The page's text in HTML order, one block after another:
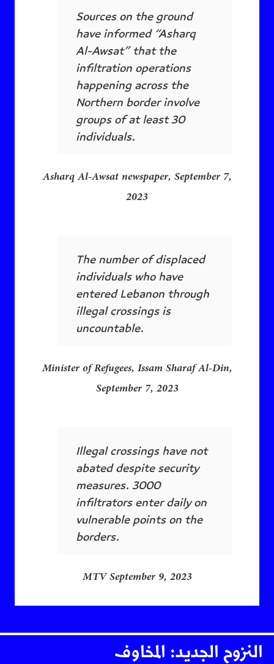
Sources on the ground
have informed “Asharq
Al-Awsat” that the
infiltration operations
happening across the
Northern border involve
groups of at least 30
individuals.
Asharq Al-Awsat newspaper, September 7,
2023
The number of displaced
individuals who have
entered Lebanon through
illegal crossings is
uncountable.
Minister of Refugees, Issam Sharaf Al-Din,
September 7, 2023
Illegal crossings have not
abated despite security
measures. 3000
infiltrators enter daily on
vulnerable points on the
borders.
MTV September 9, 2023
النزوح الجديد: المخاوف